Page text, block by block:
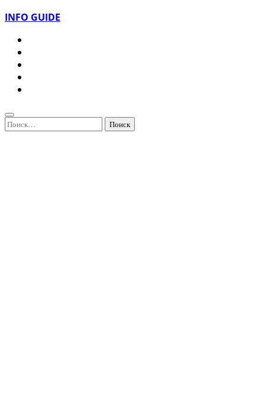
INFO GUIDE
Найти: